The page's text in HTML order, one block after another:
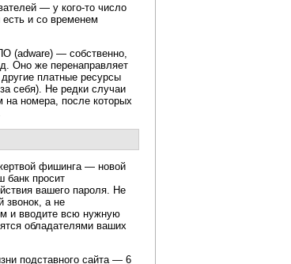
— у кого-то число
есть и со временем
(adware) — собственно,
Оно же перенаправляет
платные ресурсы
себя). Не редки случаи
на номера, после которых
фишинга — новой
банк просит
вашего пароля. Не
звонок, а не
и вводите всю нужную
обладателями ваших
подставного сайта — 6